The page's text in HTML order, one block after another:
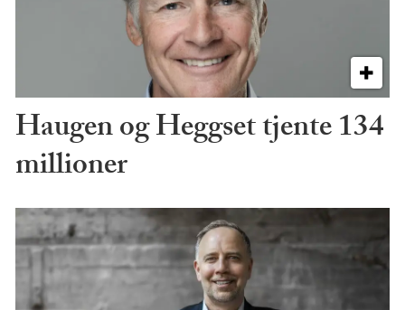
Haugen og Heggset tjente 134
millioner